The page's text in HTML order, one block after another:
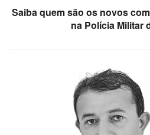
Saiba quem são os novos
na Polícia Militar